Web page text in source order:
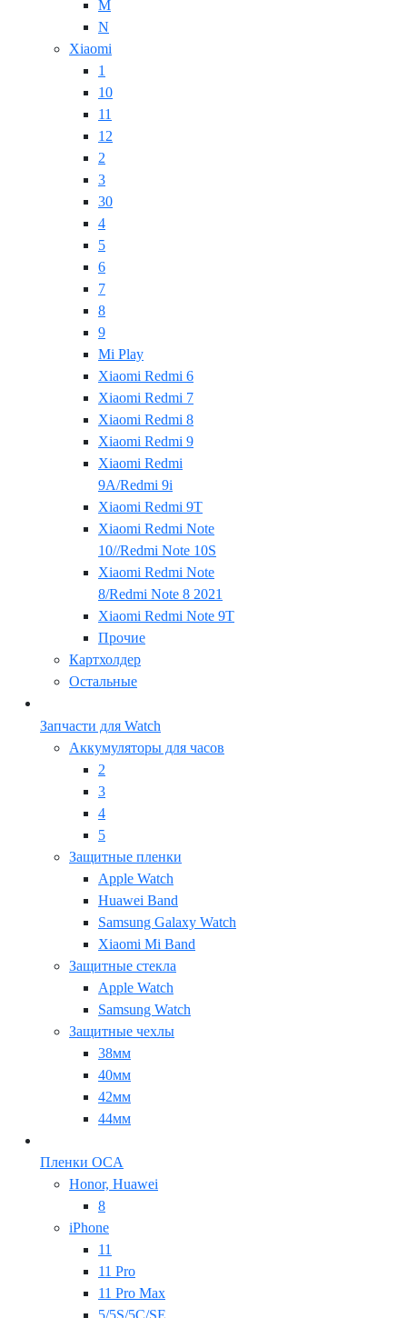
M
N
Xiaomi
1
10
11
12
2
3
30
4
5
6
7
8
9
Mi Play
Xiaomi Redmi 6
Xiaomi Redmi 7
Xiaomi Redmi 8
Xiaomi Redmi 9
Xiaomi Redmi
9A/Redmi 9i
Xiaomi Redmi 9T
Xiaomi Redmi Note
10//Redmi Note 10S
Xiaomi Redmi Note
8/Redmi Note 8 2021
Xiaomi Redmi Note 9T
Прочие
Картхолдер
Остальные
Запчасти для Watch
Аккумуляторы для часов
2
3
4
5
Защитные пленки
Apple Watch
Huawei Band
Samsung Galaxy Watch
Xiaomi Mi Band
Защитные стекла
Apple Watch
Samsung Watch
Защитные чехлы
38мм
40мм
42мм
44мм
Пленки OCA
Honor, Huawei
8
iPhone
11
11 Pro
11 Pro Max
5/5S/5C/SE